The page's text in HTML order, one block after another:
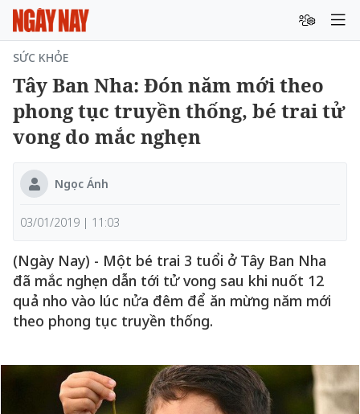
SỨC KHỎE
Tây Ban Nha: Đón năm mới theo
phong tục truyền thống, bé trai tử
vong do mắc nghẹn
Ngọc Ánh
03/01/2019 | 11:03
(Ngày Nay) - Một bé trai 3 tuổi ở Tây Ban Nha
đã mắc nghẹn dẫn tới tử vong sau khi nuốt 12
quả nho vào lúc nửa đêm để ăn mừng năm mới
theo phong tục truyền thống.